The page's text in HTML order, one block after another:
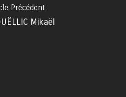
Précédent
Mikaël